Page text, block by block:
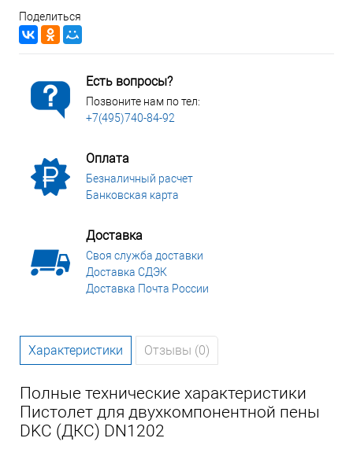
Поделиться
Есть вопросы?
Позвоните нам по тел:
+7(495)740-84-92
Оплата
Безналичный расчет
Банковская карта
Доставка
Своя служба доставки
Доставка СДЭК
Доставка Почта России
Характеристики Отзывы (0)
Полные технические характеристики
Пистолет для двухкомпонентной пены
DKC (ДКС) DN1202